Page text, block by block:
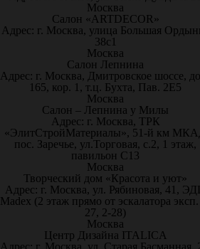
Москва
Салон «ARTDECOR»
Адрес: г. Москва, улица Большая
38с1
Москва
Салон Лепнина
Адрес: г. Москва, Дмитровское шоссе,
165, кор. 1, т.ц. Бухта, Пав. 2Е5
Москва
Салон – Лепнина у Милы
Адрес: г. Москва, ТРК
«ЭлитСтройМатериалы», 51-й км
пос. Заречье, ул.Торговая, с.2, 1 этаж,
павильон С13
Москва
Творческий дом «Красота и уют»
Адрес: г. Москва, ул. Рябиновая, 41,
Madex (2 этаж прямо от эскалатора
27, 2-28)
Москва
Центр Дизайна ITALICA
Адрес: г. Москва, ул. Старая Басманная,